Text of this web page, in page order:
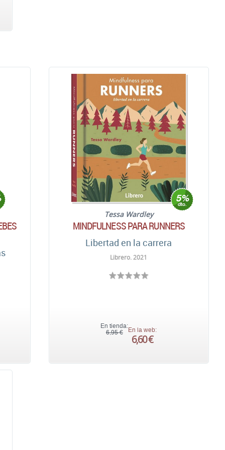
Tessa Wardley
MINDFULNESS PARA RUNNERS
Libertad en la carrera
Librero. 2021
En tienda:
6,95 €
En la web:
6,60 €